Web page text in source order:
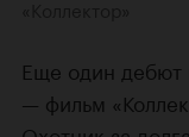
Еще один
— фильм